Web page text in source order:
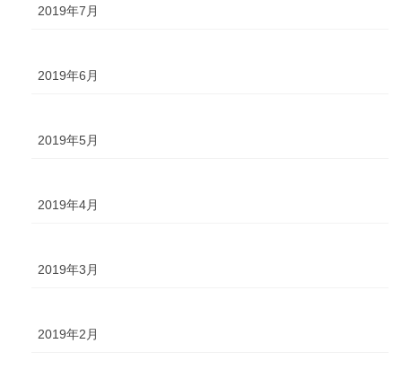
2019年7月
2019年6月
2019年5月
2019年4月
2019年3月
2019年2月